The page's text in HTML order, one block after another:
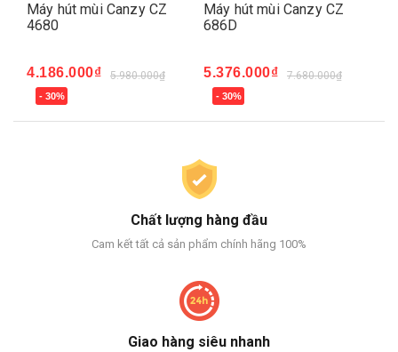
Máy hút mùi Canzy CZ
4680
4.186.000₫ 5.980.000₫
- 30%
Máy hút mùi Canzy CZ
686D
5.376.000₫ 7.680.000₫
- 30%
Chất lượng hàng đầu
Cam kết tất cả sản phẩm chính hãng 100%
Giao hàng siêu nhanh